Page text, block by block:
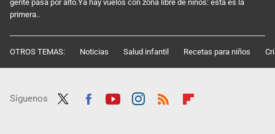
gente pasa por alto.Ya hay vuelos con zona libre de niños: esta es la
primera..
OTROS TEMAS: Noticias Salud infantil Recetas para niños
Síguenos